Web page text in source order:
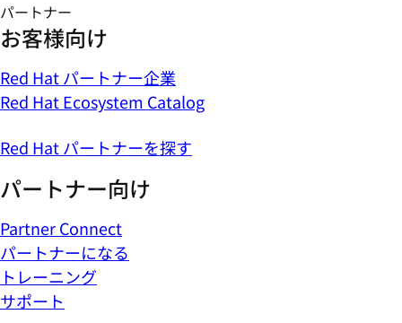
パートナー
お客様向け
Red Hat パートナー企業
Red Hat Ecosystem Catalog
Red Hat パートナーを探す
パートナー向け
Partner Connect
パートナーになる
トレーニング
サポート